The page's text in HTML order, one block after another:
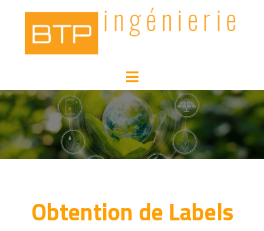
Obtention de Labels